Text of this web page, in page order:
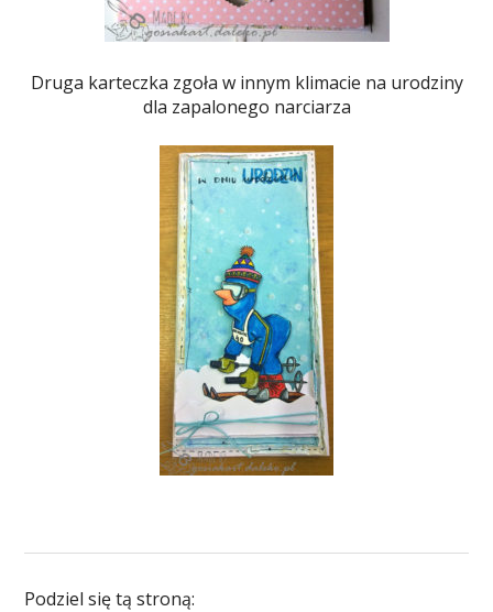
Druga karteczka zgoła w innym klimacie na urodziny
dla zapalonego narciarza
Podziel się tą stroną: